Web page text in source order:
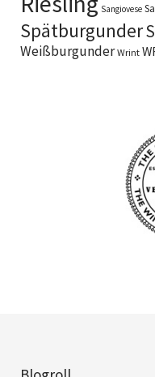
Sangiovese
Spätburgunder
Weißburgunder Wrint